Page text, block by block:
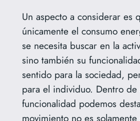
Un aspecto a considerar es
únicamente el consumo
se necesita buscar en la
sino también su
sentido para la sociedad,
para el individuo. Dentro de
funcionalidad podemos
movimiento no es